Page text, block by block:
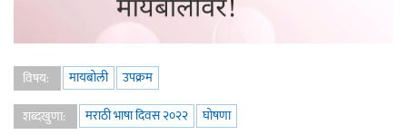
विषय: मायबोली
उपक्रम
शब्दखुणा:
मराठी भाषा दिवस २०२२ घोषणा